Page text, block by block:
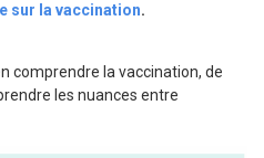
sur la vaccination.
comprendre la vaccination, de
les nuances entre